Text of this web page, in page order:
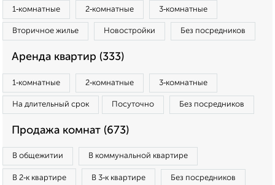
1‑комнатные 2‑комнатные 3‑комнатные
Вторичное жилье Новостройки Без посредников
Аренда квартир (333)
1‑комнатные 2‑комнатные 3‑комнатные
На длительный срок Посуточно Без посредников
Продажа комнат (673)
В общежитии В коммунальной квартире
В 2‑к квартире В 3‑к квартире Без посредников